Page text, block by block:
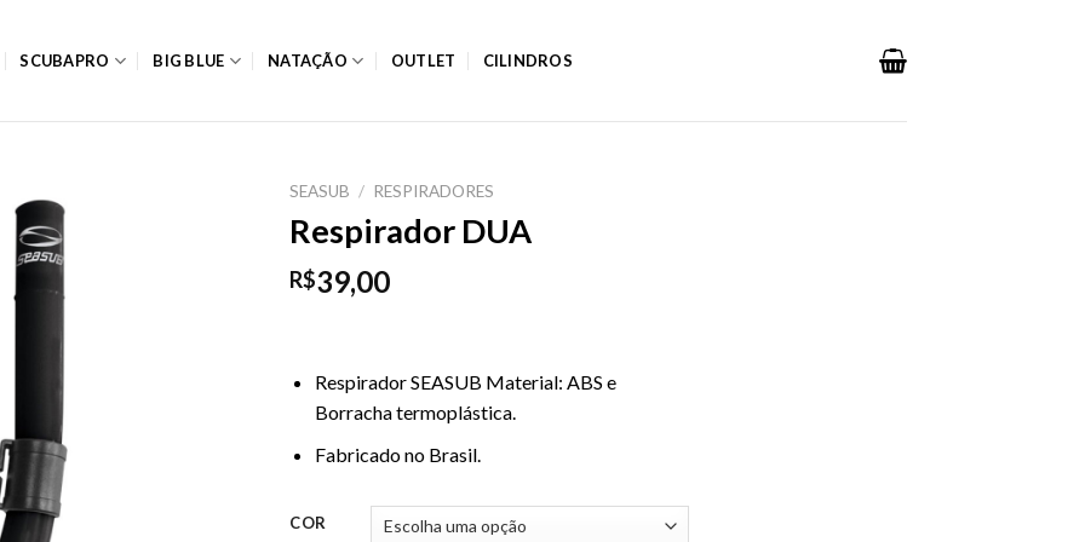
SCUBAPRO BIG BLUE NATAÇÃO OUTLET CILINDROS
SEASUB / RESPIRADORES
Respirador DUA
R$39,00
Respirador SEASUB Material: ABS e
Borracha termoplástica.
Fabricado no Brasil.
COR